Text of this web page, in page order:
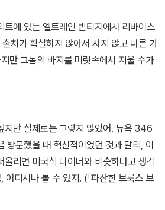
트에 있는 엘트레인 빈티지에서 리바이스
처가 확실하지 않아서 사지 않고 다른 가
만 그놈의 바지를 머릿속에서 지울 수가
지만 실제로는 그렇지 않았어. 뉴욕 346
방문했을 때 혁신적이었던 것과 달리, 이
올리면 미국식 다이너와 비슷하다고 생각
어디서나 볼 수 있지. (「파산한 브룩스 브